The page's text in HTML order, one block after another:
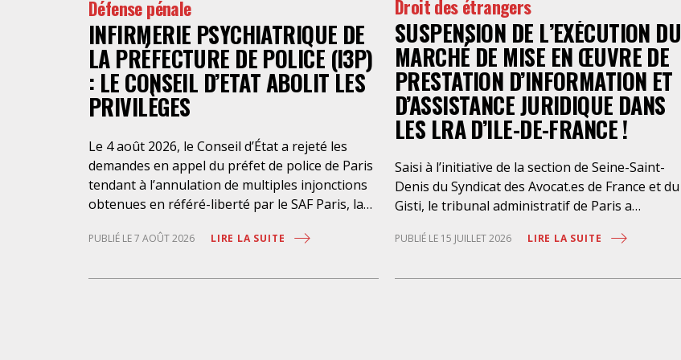
Défense pénale
INFIRMERIE PSYCHIATRIQUE DE
LA PRÉFECTURE DE POLICE (I3P)
: LE CONSEIL D’ETAT ABOLIT LES
PRIVILÈGES
Le 4 août 2026, le Conseil d’État a rejeté les
demandes en appel du préfet de police de Paris
tendant à l’annulation de multiples injonctions
obtenues en référé-liberté par le SAF Paris, la
Psychiatrie. Cette nouvelle décision confirme
personnes retenues à l’infirmerie psychiatrique
PUBLIÉ LE 7 AOÛT 2026 LIRE LA SUITE
Droit des étrangers
SUSPENSION DE L’EXÉCUTION DU
MARCHÉ DE MISE EN ŒUVRE DE
PRESTATION D’INFORMATION ET
D’ASSISTANCE JURIDIQUE DANS
LES LRA D’ILE-DE-FRANCE !
Saisi à l’initiative de la section de Seine-Saint-
Denis du Syndicat des Avocat.es de France et du
Gisti, le tribunal administratif de Paris a
marché public visant à la « mise en œuvre de
juridique des étrangers maintenus dans les
PUBLIÉ LE 15 JUILLET 2026 LIRE LA SUITE